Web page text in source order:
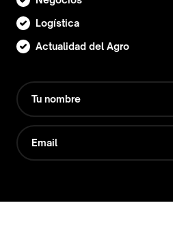
Logística
Actualidad del Agro